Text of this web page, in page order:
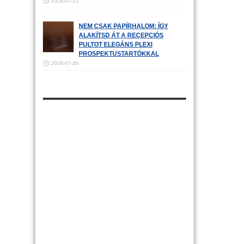
NEM CSAK PAPÍRHALOM: ÍGY
ALAKÍTSD ÁT A RECEPCIÓS
PULTOT ELEGÁNS PLEXI
PROSPEKTUSTARTÓKKAL
2026-07-20